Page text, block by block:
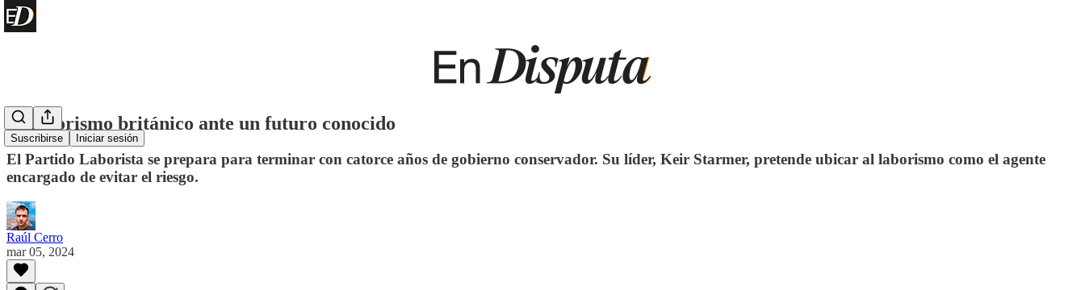
Suscribirse Iniciar sesión
El laborismo británico ante un futuro conocido
El Partido Laborista se prepara para terminar con catorce años de gobierno conservador. Su líder, Keir Starmer, pretende ubicar al laborismo como el agente
encargado de evitar el riesgo.
Raúl Cerro
mar 05, 2024